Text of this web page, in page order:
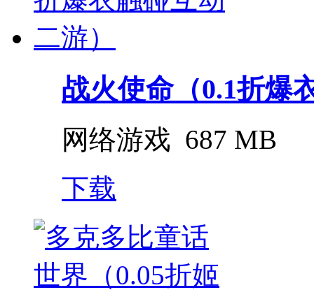
战火使命（0.1折爆
网络游戏 687 MB
下载